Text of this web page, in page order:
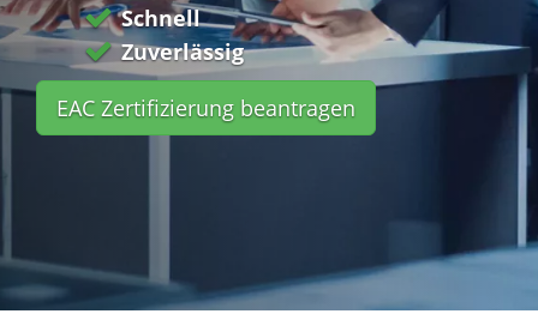
Schnell
Zuverlässig
EAC Zertifizierung beantragen